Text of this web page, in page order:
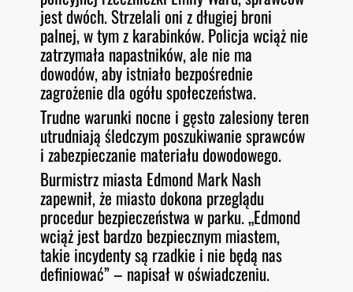
jest dwóch. Strzelali oni z długiej broni
palnej, w tym z karabinków. Policja wciąż nie
zatrzymała napastników, ale nie ma
dowodów, aby istniało bezpośrednie
zagrożenie dla ogółu społeczeństwa.
Trudne warunki nocne i gęsto zalesiony teren
utrudniają śledczym poszukiwanie sprawców
i zabezpieczanie materiału dowodowego.
Burmistrz miasta Edmond Mark Nash
zapewnił, że miasto dokona przeglądu
procedur bezpieczeństwa w parku. „Edmond
wciąż jest bardzo bezpiecznym miastem,
takie incydenty są rzadkie i nie będą nas
definiować” – napisał w oświadczeniu.